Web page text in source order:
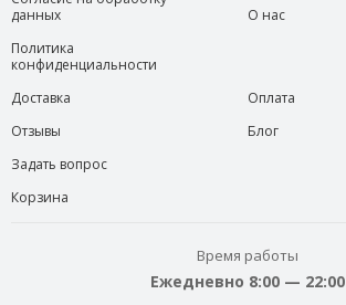
данных
Политика
конфиденциальности
О нас
Доставка
Отзывы
Задать вопрос
Корзина
Оплата
Блог
Время работы
Ежедневно 8:00 — 22:00